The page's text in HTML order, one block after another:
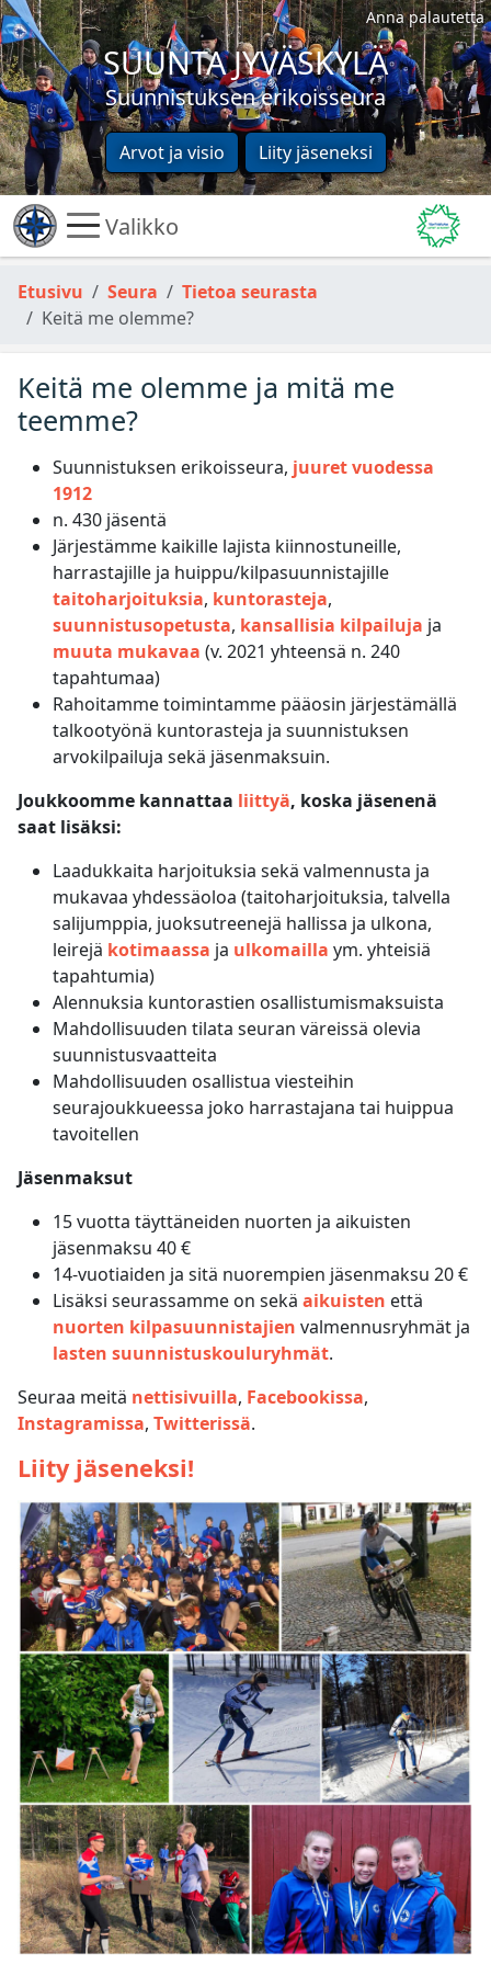
SUUNTA JYVÄSKYLÄ
Suunnistuksen erikoisseura
Arvot ja visio Liity jäseneksi
Anna palautetta
Valikko
Etusivu Seura
Tietoa seurasta
Keitä me olemme?
Keitä me olemme ja mitä me
teemme?
Suunnistuksen erikoisseura, juuret vuodessa
1912
n. 430 jäsentä
Järjestämme kaikille lajista kiinnostuneille,
harrastajille ja huippu/kilpasuunnistajille
taitoharjoituksia, kuntorasteja,
suunnistusopetusta, kansallisia kilpailuja ja
muuta mukavaa (v. 2021 yhteensä n. 240
tapahtumaa)
Rahoitamme toimintamme pääosin järjestämällä
talkootyönä kuntorasteja ja suunnistuksen
arvokilpailuja sekä jäsenmaksuin.
Joukkoomme kannattaa liittyä, koska jäsenenä
saat lisäksi:
Laadukkaita harjoituksia sekä valmennusta ja
mukavaa yhdessäoloa (taitoharjoituksia, talvella
salijumppia, juoksutreenejä hallissa ja ulkona,
leirejä kotimaassa ja ulkomailla ym. yhteisiä
tapahtumia)
Alennuksia kuntorastien osallistumismaksuista
Mahdollisuuden tilata seuran väreissä olevia
suunnistusvaatteita
Mahdollisuuden osallistua viesteihin
seurajoukkueessa joko harrastajana tai huippua
tavoitellen
Jäsenmaksut
15 vuotta täyttäneiden nuorten ja aikuisten
jäsenmaksu 40 €
14-vuotiaiden ja sitä nuorempien jäsenmaksu 20 €
Lisäksi seurassamme on sekä aikuisten että
nuorten kilpasuunnistajien valmennusryhmät ja
lasten suunnistuskouluryhmät.
Seuraa meitä nettisivuilla, Facebookissa,
Instagramissa, Twitterissä.
Liity jäseneksi!